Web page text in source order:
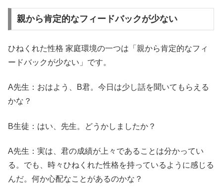
親から肯定的なフィードバックが少ない
ひねくれた性格 家庭環境の一つは「 親から肯定的なフィ
ードバックが少ない 」です。
A先生：おはよう、B君。今日は少し話を聞いてもらえる
かな？
B生徒：はい、先生。どうかしましたか？
A先生：実は、君の成績が上々であることは分かってい
る。でも、時々ひねくれた性格を持っているように感じる
んだ。何か心配なことがあるのかな？